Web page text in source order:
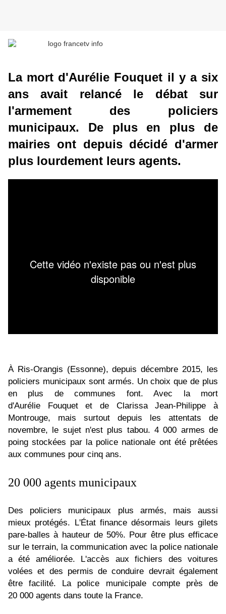
La mort d'Aurélie Fouquet il y a six
ans avait relancé le débat sur
l'armement des policiers
municipaux. De plus en plus de
mairies ont depuis décidé d'armer
plus lourdement leurs agents.
À Ris-Orangis (Essonne), depuis décembre 2015, les
policiers municipaux sont armés. Un choix que de plus
en plus de communes font. Avec la mort
d'Aurélie
Fouquetet de Clarissa Jean-Philippeà
Montrouge, mais surtout depuis les attentats de
novembre, le sujet n'est plus tabou. 4 000 armes de
poing stockées par la police nationale ont été prêtées
aux communes pour cinq ans.
20 000 agents municipaux
Des policiers municipaux plus armés, mais aussi
mieux protégés. L'État finance désormais leurs gilets
pare-balles à hauteur de 50%. Pour être plus efficace
sur le terrain, la communication avec la police nationale
a été améliorée. L'accès aux fichiers des voitures
volées et des permis de conduire devrait également
être facilité. La police municipale compte près de
20 000 agents dans toute la France.